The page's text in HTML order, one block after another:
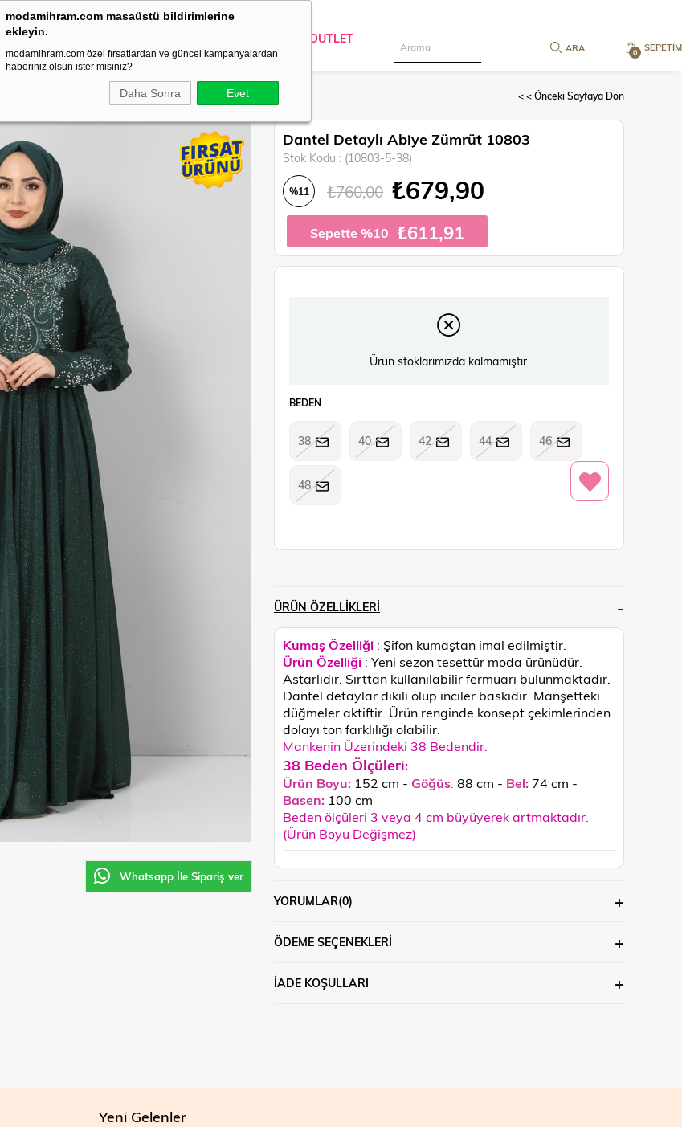
modamihram.com masaüstü bildirimlerine
ekleyin.
modamihram.com özel fırsatlardan ve güncel kampanyalardan
haberiniz olsun ister misiniz?
Daha Sonra Evet
SEPETIM
0
DIŞ GİYİM OUTLET
< < Önceki Sayfaya Dön
Whatsapp İle Sipariş ver
Dantel Detaylı Abiye Zümrüt 10803
Stok Kodu (10803-5-38)
%11 ₺760,00 ₺679,90
Sepette %10 ₺611,91
Ürün stoklarımızda kalmamıştır.
BEDEN
38 40 42 44 46
48
ÜRÜN ÖZELLIKLERI
Kumaş Özelliği : Şifon kumaştan imal edilmiştir.
Ürün Özelliği : Yeni sezon tesettür moda ürünüdür.
Astarlıdır. Sırttan kullanılabilir fermuarı bulunmaktadır.
Dantel detaylar dikili olup inciler baskıdır. Manşetteki
düğmeler aktiftir. Ürün renginde konsept çekimlerinden
dolayı ton farklılığı olabilir.
Mankenin Üzerindeki 38 Bedendir.
38 Beden Ölçüleri:
Ürün Boyu: 152 cm - Göğüs: 88 cm - Bel: 74 cm -
Basen: 100 cm
Beden ölçüleri 3 veya 4 cm büyüyerek artmaktadır.
(Ürün Boyu Değişmez)
YORUMLAR(0)
ÖDEME SEÇENEKLERI
İADE KOŞULLARI
Yeni Gelenler